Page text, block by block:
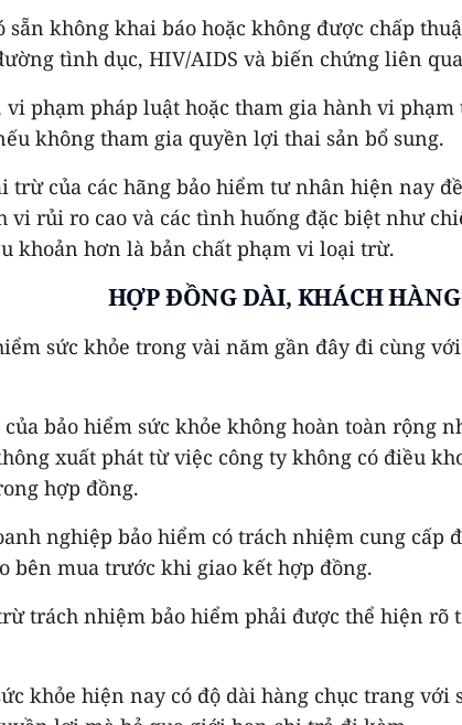
không khai báo hoặc không được chấp
tình dục, HIV/AIDS và biến chứng liên
phạm pháp luật hoặc tham gia hành vi
không tham gia quyền lợi thai sản bổ sung.
trừ của các hãng bảo hiểm tư nhân hiện nay
rủi ro cao và các tình huống đặc biệt như
khoản hơn là bản chất phạm vi loại trừ.
HỢP ĐỒNG DÀI, KHÁCH HÀNG
sức khỏe trong vài năm gần đây đi cùng
bảo hiểm sức khỏe không hoàn toàn rộng
xuất phát từ việc công ty không có điều
hợp đồng.
nghiệp bảo hiểm có trách nhiệm cung
bên mua trước khi giao kết hợp đồng.
trách nhiệm bảo hiểm phải được thể hiện
khỏe hiện nay có độ dài hàng chục trang